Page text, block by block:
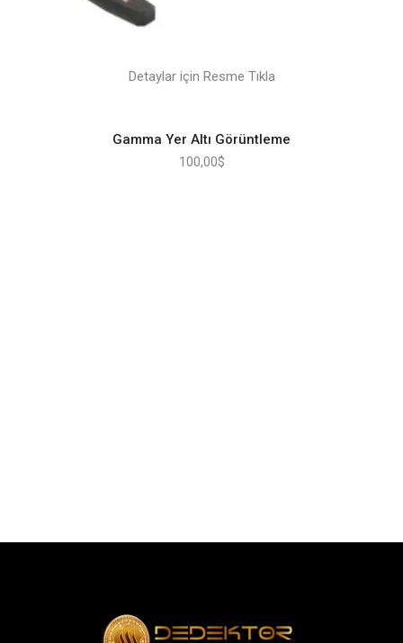
Detaylar için Resme Tıkla
Gamma Yer Altı Görüntleme
100,00$